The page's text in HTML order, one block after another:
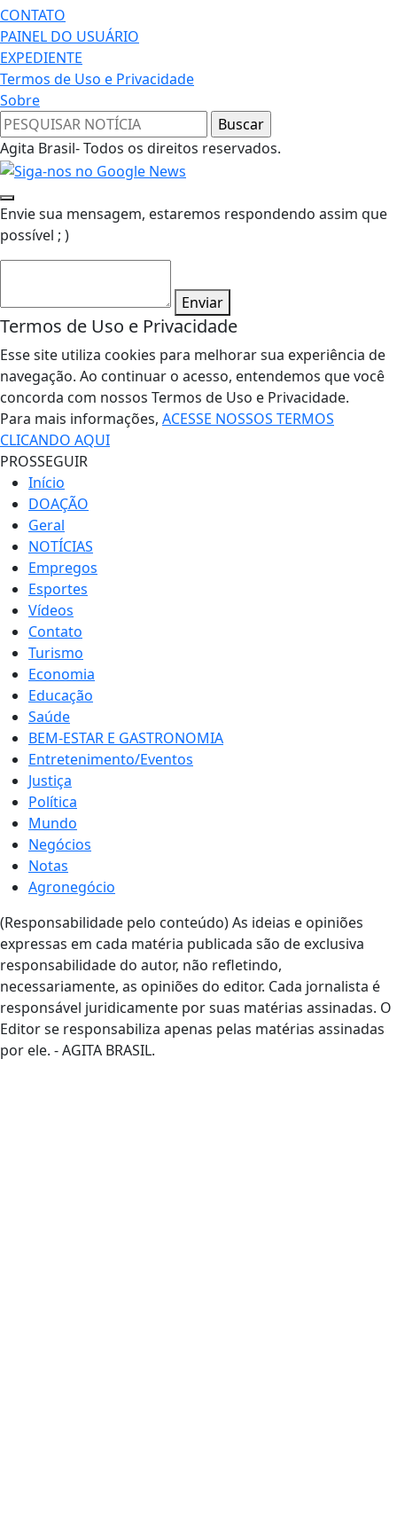
CONTATO
PAINEL DO USUÁRIO
EXPEDIENTE
Termos de Uso e Privacidade
Sobre
Agita Brasil- Todos os direitos reservados.
Envie sua mensagem, estaremos respondendo assim que
possível ; )
Enviar
Termos de Uso e Privacidade
Esse site utiliza cookies para melhorar sua experiência de
navegação. Ao continuar o acesso, entendemos que você
concorda com nossos Termos de Uso e Privacidade.
Para mais informações, ACESSE NOSSOS TERMOS
CLICANDO AQUI
PROSSEGUIR
Início
DOAÇÃO
Geral
NOTÍCIAS
Empregos
Esportes
Vídeos
Contato
Turismo
Economia
Educação
Saúde
BEM-ESTAR E GASTRONOMIA
Entretenimento/Eventos
Justiça
Política
Mundo
Negócios
Notas
Agronegócio
(Responsabilidade pelo conteúdo) As ideias e opiniões
expressas em cada matéria publicada são de exclusiva
responsabilidade do autor, não refletindo,
necessariamente, as opiniões do editor. Cada jornalista é
responsável juridicamente por suas matérias assinadas. O
Editor se responsabiliza apenas pelas matérias assinadas
por ele. - AGITA BRASIL.